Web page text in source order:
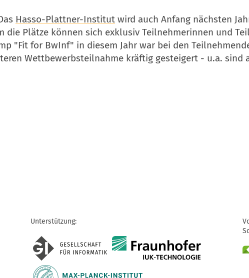
Hasso-Plattner-Institut wird auch Anfang nächsten
die Plätze können sich exklusiv Teilnehmerinnen und
"Fit for BwInf" in diesem Jahr war bei den
Wettbewerbsteilnahme kräftig gesteigert - u.a. sind
Unterstützung: